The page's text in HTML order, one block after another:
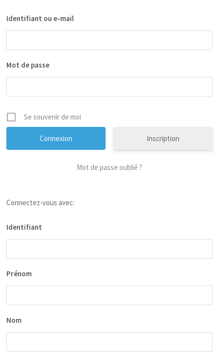
Identifiant ou e-mail
Mot de passe
Se souvenir de moi
Inscription
Mot de passe oublié ?
Connectez-vous avec:
Identifiant
Prénom
Nom